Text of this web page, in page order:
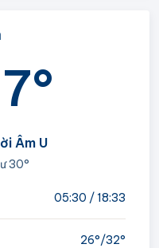
Âm U
30°
05:30 / 18:33
26°/32°